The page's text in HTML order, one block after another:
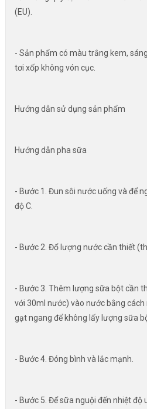
(EU).
- Sản phẩm có màu trắng kem,
tơi xốp không vón cục.
Hướng dẫn sử dụng sản phẩm
Hướng dẫn pha sữa
- Bước 1. Đun sôi nước uống và để
độ C.
- Bước 2. Đổ lượng nước cần thiết
- Bước 3. Thêm lượng sữa bột cần
với 30ml nước) vào nước bằng
gạt ngang để không lấy lượng sữa
- Bước 4. Đóng bình và lắc mạnh.
- Bước 5. Để sữa nguội đến nhiệt độ